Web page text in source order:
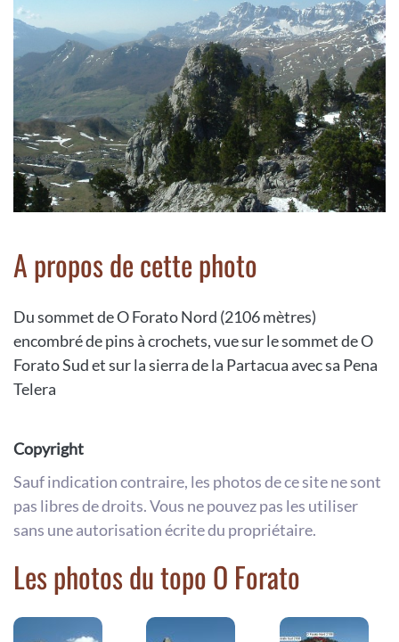
A propos de cette photo
Du sommet de O Forato Nord (2106 mètres)
encombré de pins à crochets, vue sur le sommet de O
Forato Sud et sur la sierra de la Partacua avec sa Pena
Telera
Copyright
Sauf indication contraire, les photos de ce site ne sont
pas libres de droits. Vous ne pouvez pas les utiliser
sans une autorisation écrite du propriétaire.
Les photos du topo O Forato